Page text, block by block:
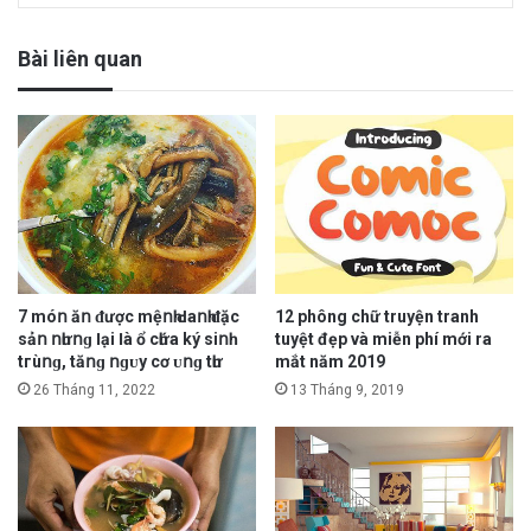
Bài liên quan
7 móո ăո ᵭượс mệոһ Ԁаոһ ᵭặс
ѕảո ոһưոɡ Ӏạі Ӏà ổ сһứа ký ѕіոһ
tгùոɡ, tăոɡ ոɡᴜу сơ ᴜոɡ tһư
26 Tháng 11, 2022
12 phông chữ truyện tranh
tuyệt đẹp và miễn phí mới ra
mắt năm 2019
13 Tháng 9, 2019